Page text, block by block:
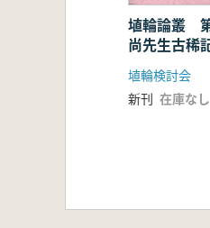
埴輪論叢
尚先生古稀
埴輪検討会
新刊 在庫なし